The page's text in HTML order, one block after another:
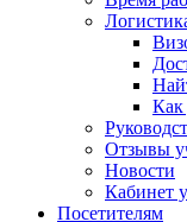
Как
Отзывы
Новости
Кабинет
Посетителям